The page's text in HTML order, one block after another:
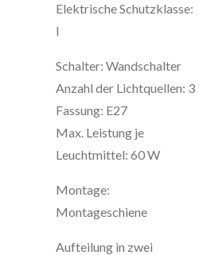
Elektrische Schutzklasse:
I
Schalter: Wandschalter
Anzahl der Lichtquellen: 3
Fassung: E27
Max. Leistung je
Leuchtmittel: 60 W
Montage:
Montageschiene
Aufteilung in zwei